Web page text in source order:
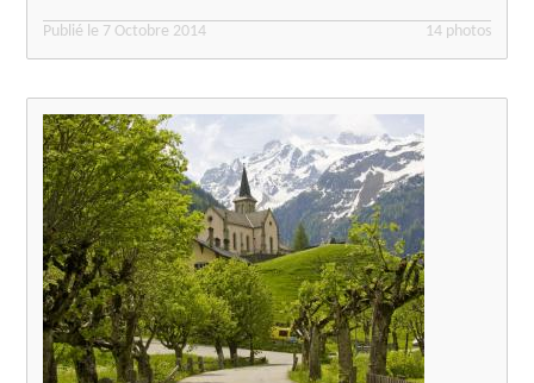
Publié le 7 Octobre 2014 14 photos